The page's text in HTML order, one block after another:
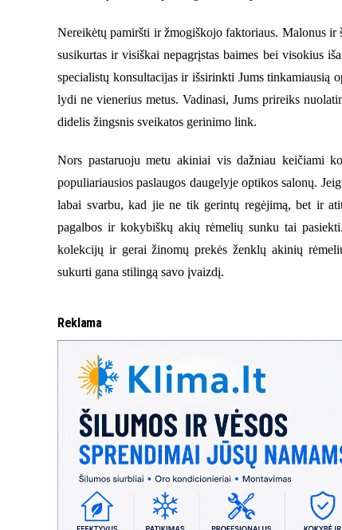
Nereikėtų pamiršti ir žmogiškojo faktoriaus. Malonus
susikurtas ir visiškai nepagrįstas baimes bei visokius
specialistų konsultacijas ir išsirinkti Jums tinkamiausią
lydi ne vienerius metus. Vadinasi, Jums prireiks
didelis žingsnis sveikatos gerinimo link.
Nors pastaruoju metu akiniai vis dažniau keičiami
populiariausios paslaugos daugelyje optikos salonų.
labai svarbu, kad jie ne tik gerintų regėjimą, bet ir
pagalbos ir kokybiškų akių rėmelių sunku tai
kolekcijų ir gerai žinomų prekės ženklų akinių
sukurti gana stilingą savo įvaizdį.
Reklama